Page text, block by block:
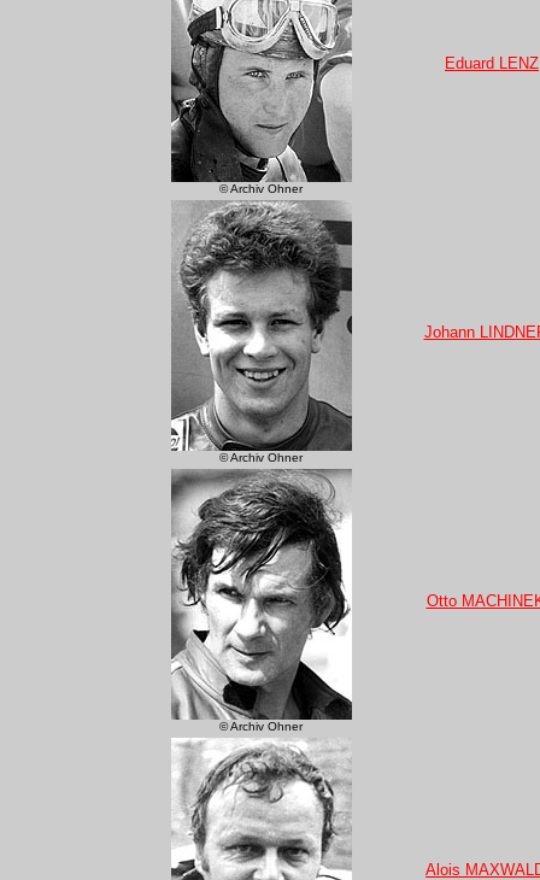
© Archiv Ohner
Eduard LENZ
© Archiv Ohner
Johann
© Archiv Ohner
Otto
Alois